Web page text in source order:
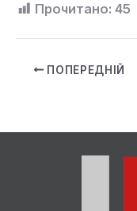
Прочитано: 45
ПОПЕРЕДНІЙ